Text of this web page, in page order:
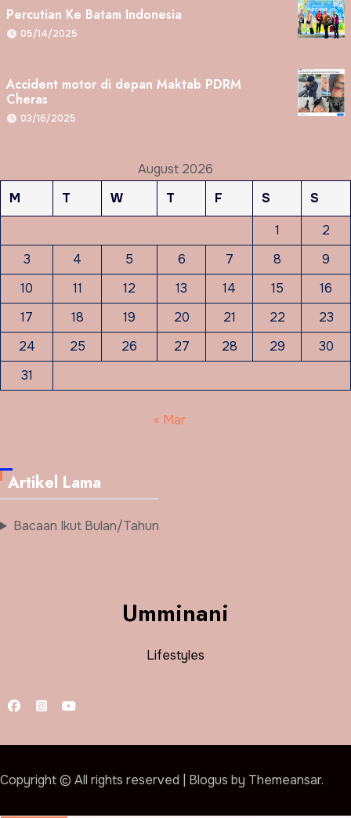
Percutian Ke Batam Indonesia
05/14/2025
Accident motor di depan Maktab PDRM
Cheras
03/16/2025
August 2026
M
T W T F S
S
1
2
3
4 5 6 7 8
9
10
11 12 13 14 15
16
17
18 19 20 21 22
23
24
25 26 27 28 29
30
31
« Mar
Artikel Lama
Bacaan Ikut Bulan/Tahun
Umminani
Lifestyles
Copyright © All rights reserved | Blogus by Themeansar.